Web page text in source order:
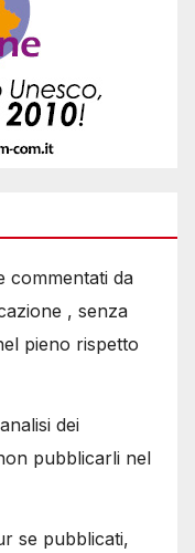
commentati da
, senza
pieno rispetto
dei
pubblicarli nel
se pubblicati,